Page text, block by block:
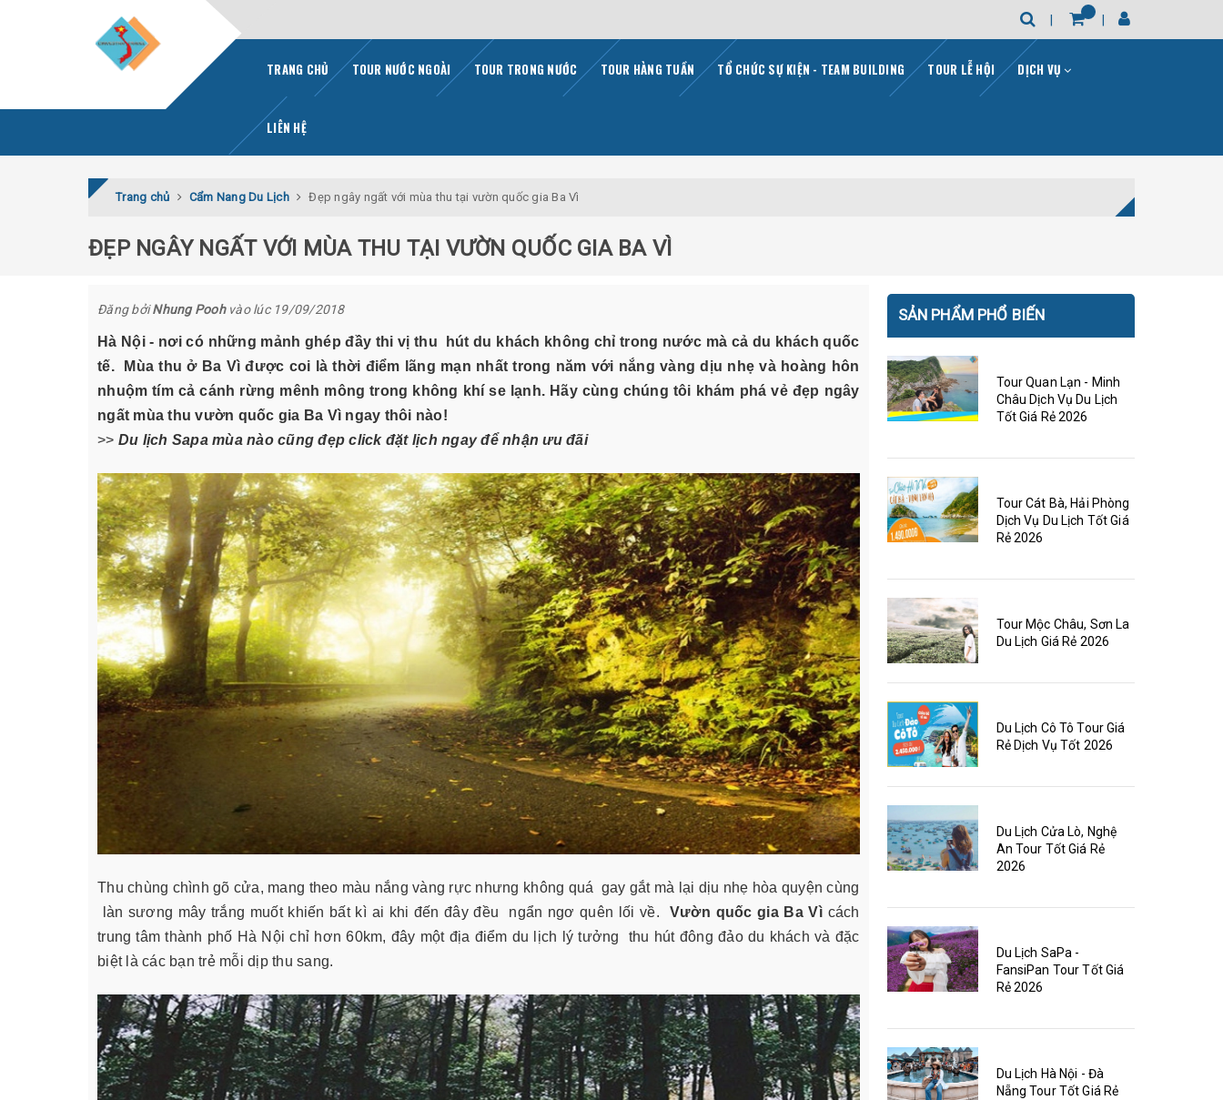
TRANG CHỦ TOUR NƯỚC NGOÀI TOUR TRONG NƯỚC TOUR HÀNG TUẦN TỔ CHỨC SỰ KIỆN - TEAM BUILDING TOUR LỄ HỘI DỊCH VỤ
LIÊN HỆ
Trang chủ Cẩm Nang Du Lịch Đẹp ngây ngất với mùa thu tại vườn quốc gia Ba Vì
ĐẸP NGÂY NGẤT VỚI MÙA THU TẠI VƯỜN QUỐC GIA BA VÌ
Đăng bởiNhung Poohvào lúc 19/09/2018
Hà Nội - nơi có những mảnh ghép đầy thi vị thu hút du khách không chỉ trong nước mà cả du khách quốc
tế. Mùa thu ở Ba Vì được coi là thời điểm lãng mạn nhất trong năm với nắng vàng dịu nhẹ và hoàng hôn
nhuộm tím cả cánh rừng mênh mông trong không khí se lạnh. Hãy cùng chúng tôi khám phá vẻ đẹp ngây
ngất mùa thu vườn quốc gia Ba Vì ngay thôi nào!
>> Du lịch Sapa mùa nào cũng đẹp click đặt lịch ngay để nhận ưu đãi
Thu chùng chình gõ cửa, mang theo màu nắng vàng rực nhưng không quá gay gắt mà lại dịu nhẹ hòa quyện cùng
làn sương mây trắng muốt khiến bất kì ai khi đến đây đều ngẩn ngơ quên lối về. Vườn quốc gia Ba Vì cách
trung tâm thành phố Hà Nội chỉ hơn 60km, đây một địa điểm du lịch lý tưởng thu hút đông đảo du khách và đặc
biệt là các bạn trẻ mỗi dịp thu sang.
SẢN PHẨM PHỔ BIẾN
Tour Quan Lạn - Minh
Châu Dịch Vụ Du Lịch
Tốt Giá Rẻ 2026
Tour Cát Bà, Hải Phòng
Dịch Vụ Du Lịch Tốt Giá
Rẻ 2026
Tour Mộc Châu, Sơn La
Du Lịch Giá Rẻ 2026
Du Lịch Cô Tô Tour Giá
Rẻ Dịch Vụ Tốt 2026
Du Lịch Cửa Lò, Nghệ
An Tour Tốt Giá Rẻ
2026
Du Lịch SaPa -
FansiPan Tour Tốt Giá
Rẻ 2026
Du Lịch Hà Nội - Đà
Nẵng Tour Tốt Giá Rẻ